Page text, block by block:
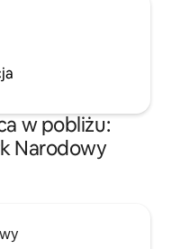
w pobliżu:
Narodowy